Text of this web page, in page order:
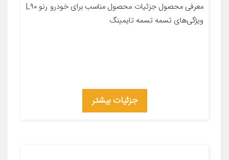
معرفی محصول جزئیات محصول مناسب برای خودرو رنو L۹۰
ویژگی‌های تسمه تسمه تایمینگ
جزئیات بیشتر